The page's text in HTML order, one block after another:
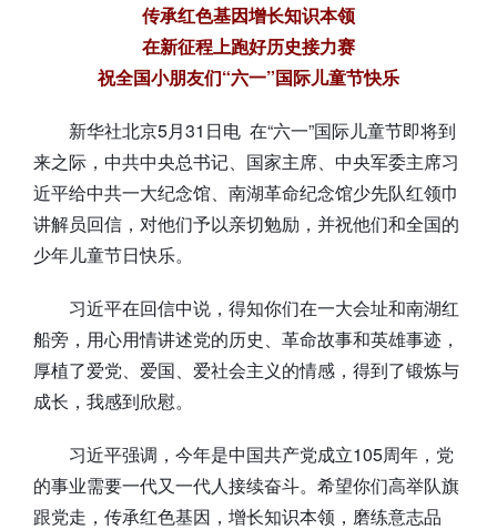
传承红色基因增长知识本领
在新征程上跑好历史接力赛
祝全国小朋友们“六一”国际儿童节快乐
新华社北京5月31日电 在“六一”国际儿童节即将到
来之际，中共中央总书记、国家主席、中央军委主席习
近平给中共一大纪念馆、南湖革命纪念馆少先队红领巾
讲解员回信，对他们予以亲切勉励，并祝他们和全国的
少年儿童节日快乐。
习近平在回信中说，得知你们在一大会址和南湖红
船旁，用心用情讲述党的历史、革命故事和英雄事迹，
厚植了爱党、爱国、爱社会主义的情感，得到了锻炼与
成长，我感到欣慰。
习近平强调，今年是中国共产党成立105周年，党
的事业需要一代又一代人接续奋斗。希望你们高举队旗
跟党走，传承红色基因，增长知识本领，磨练意志品